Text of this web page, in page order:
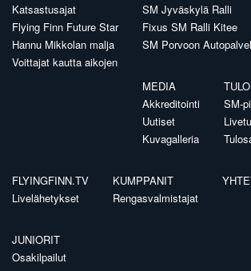
Katsastusajat
Flying Finn Future Star
Hannu Mikkolan malja
Voittajat kautta aikojen
SM Jyväskylä Ralli
Fixus SM Ralli Kitee
SM Porvoon
MEDIA
Akkreditointi
Uutiset
Kuvagalleria
SM-
FLYINGFINN.TV
Livelähetykset
KUMPPANIT
Rengasvalmistajat
JUNIORIT
Osakilpailut